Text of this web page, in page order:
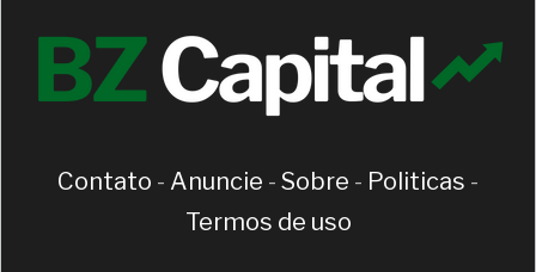
Contato - Anuncie - Sobre - Politicas -
Termos de uso